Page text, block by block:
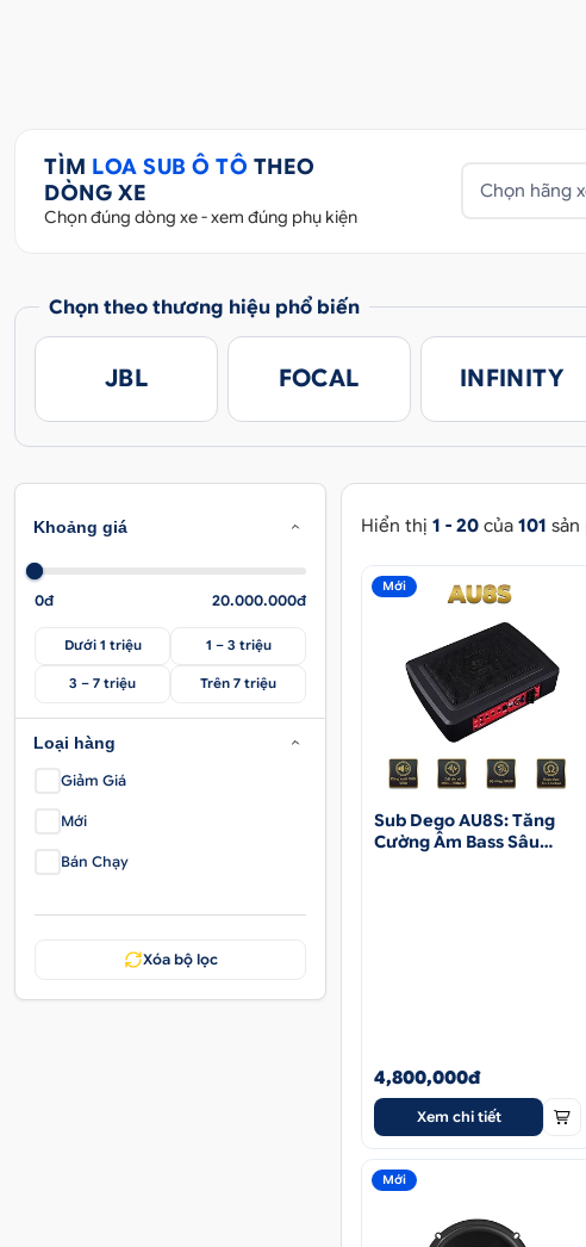
TÌM LOA SUB Ô TÔ THEO
DÒNG XE
Chọn đúng dòng xe - xem đúng phụ kiện
Chọn hãng
Chọn theo thương hiệu phổ biến
JBL FOCAL INFINITY
Khoảng giá
0đ 20.000.000đ
Dưới 1 triệu 1 – 3 triệu
3 – 7 triệu Trên 7 triệu
Loại hàng
Giảm Giá
Mới
Bán Chạy
Xóa bộ lọc
Hiển thị 1 - 20 của 101 sản
Mới
Sub Dego AU8S: Tăng
Cường Âm Bass Sâu
4,800,000đ
Xem chi tiết
Mới